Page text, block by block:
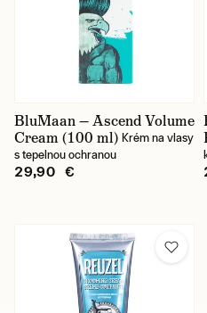
BluMaan — Ascend Volume
Cream (100 ml) Krém na vlasy
s tepelnou ochranou
29,90 €